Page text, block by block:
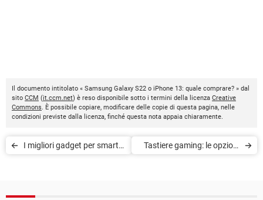
Il documento intitolato « Samsung Galaxy S22 o iPhone 13: quale comprare? » dal
sito CCM (it.ccm.net) è reso disponibile sotto i termini della licenza Creative
Commons. È possibile copiare, modificare delle copie di questa pagina, nelle
condizioni previste dalla licenza, finché questa nota appaia chiaramente.
I migliori gadget per smart
Tastiere gaming: le opzioni